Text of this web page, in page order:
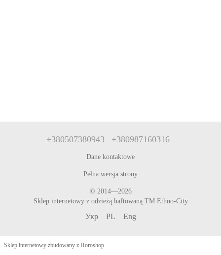
+380507380943 +380987160316
Dane kontaktowe
Pełna wersja strony
© 2014—2026
Sklep internetowy z odzieżą haftowaną TM Ethno-City
Укр PL Eng
Sklep internetowy zbudowany z Horoshop